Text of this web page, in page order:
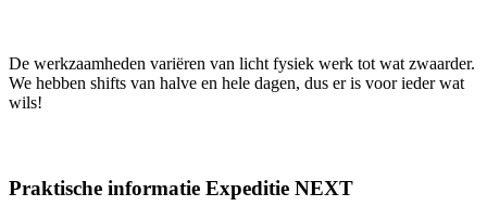
De werkzaamheden variëren van licht fysiek werk tot wat zwaarder.
We hebben shifts van halve en hele dagen, dus er is voor ieder wat
wils!
Praktische informatie Expeditie NEXT